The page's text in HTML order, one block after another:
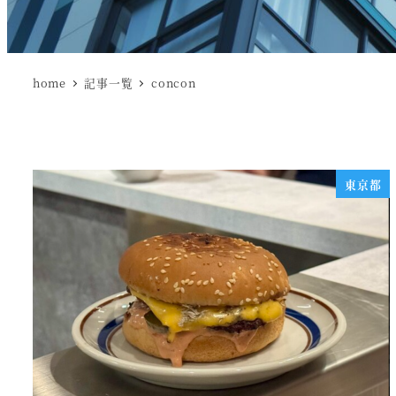
home 記事一覧 concon
東京都